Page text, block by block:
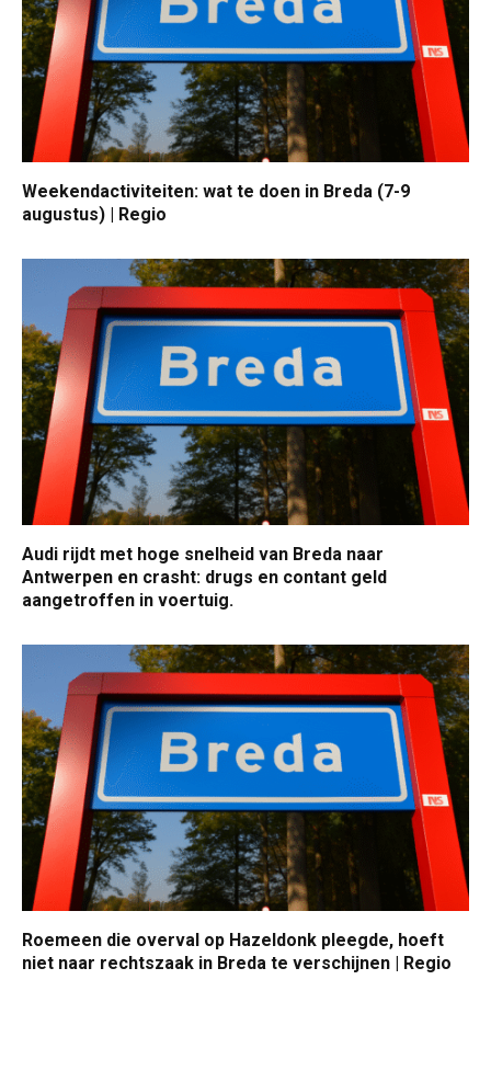
Weekendactiviteiten: wat te doen in Breda (7-9
augustus) | Regio
Audi rijdt met hoge snelheid van Breda naar
Antwerpen en crasht: drugs en contant geld
aangetroffen in voertuig.
Roemeen die overval op Hazeldonk pleegde, hoeft
niet naar rechtszaak in Breda te verschijnen | Regio